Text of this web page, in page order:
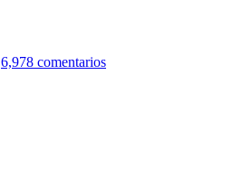
6,978 comentarios